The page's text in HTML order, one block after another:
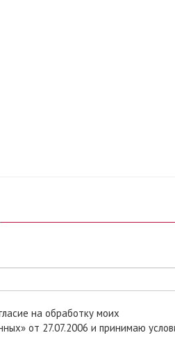
от 27.07.2006 и принимаю